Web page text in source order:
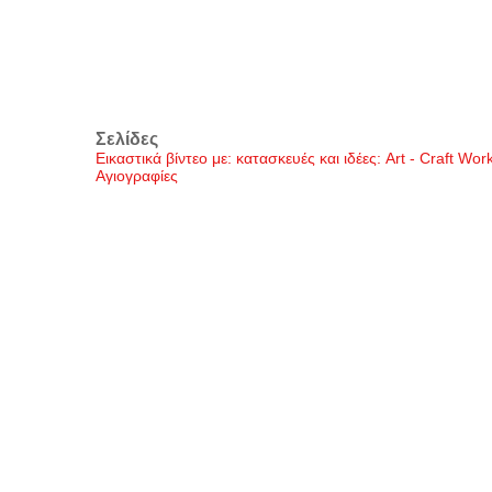
Σελίδες
Εικαστικά βίντεο με: κατασκευές και ιδέες: Art - Craft
Αγιογραφίες